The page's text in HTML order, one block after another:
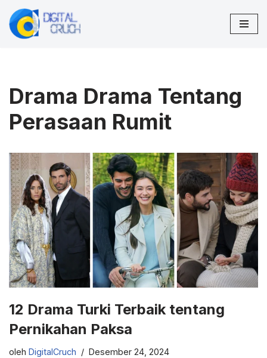
Lompat
Drama Drama Tentang
Perasaan Rumit
12 Drama Turki Terbaik tentang
Pernikahan Paksa
oleh DigitalCruch Desember 24, 2024